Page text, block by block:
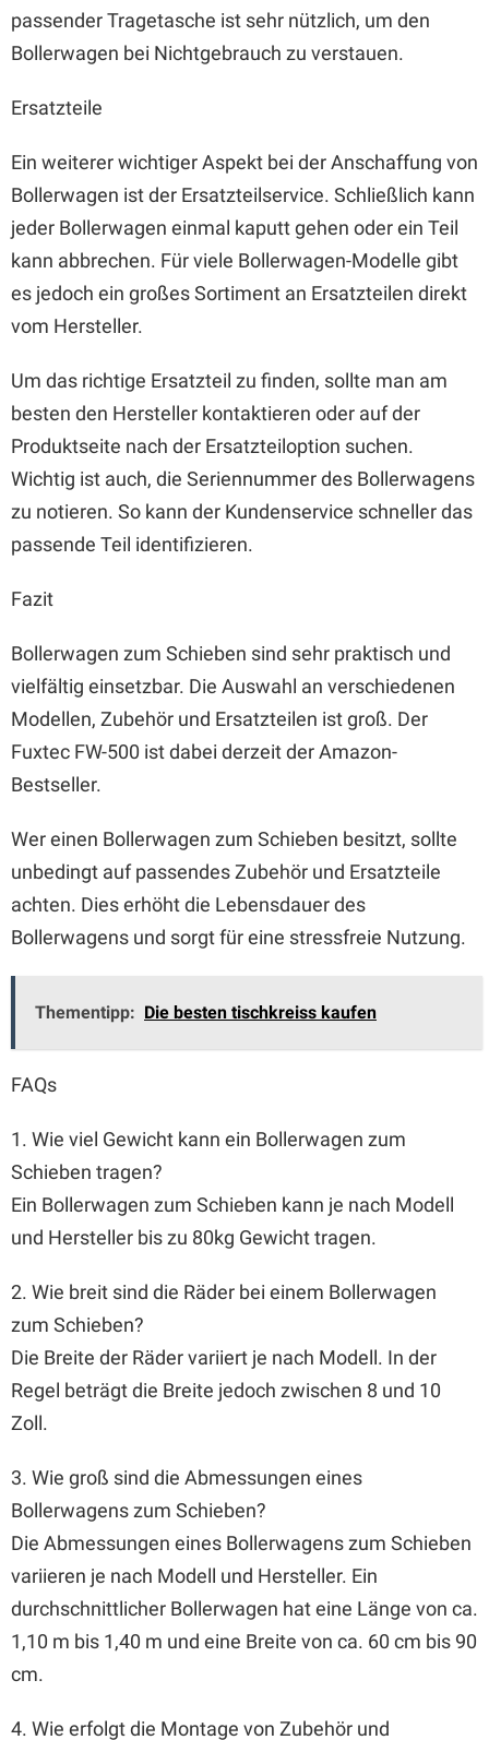
passender Tragetasche ist sehr nützlich, um den
Bollerwagen bei Nichtgebrauch zu verstauen.
Ersatzteile
Ein weiterer wichtiger Aspekt bei der Anschaffung von
Bollerwagen ist der Ersatzteilservice. Schließlich kann
jeder Bollerwagen einmal kaputt gehen oder ein Teil
kann abbrechen. Für viele Bollerwagen-Modelle gibt
es jedoch ein großes Sortiment an Ersatzteilen direkt
vom Hersteller.
Um das richtige Ersatzteil zu finden, sollte man am
besten den Hersteller kontaktieren oder auf der
Produktseite nach der Ersatzteiloption suchen.
Wichtig ist auch, die Seriennummer des Bollerwagens
zu notieren. So kann der Kundenservice schneller das
passende Teil identifizieren.
Fazit
Bollerwagen zum Schieben sind sehr praktisch und
vielfältig einsetzbar. Die Auswahl an verschiedenen
Modellen, Zubehör und Ersatzteilen ist groß. Der
Fuxtec FW-500 ist dabei derzeit der Amazon-
Bestseller.
Wer einen Bollerwagen zum Schieben besitzt, sollte
unbedingt auf passendes Zubehör und Ersatzteile
achten. Dies erhöht die Lebensdauer des
Bollerwagens und sorgt für eine stressfreie Nutzung.
Thementipp: Die besten tischkreiss kaufen
FAQs
1. Wie viel Gewicht kann ein Bollerwagen zum
Schieben tragen?
Ein Bollerwagen zum Schieben kann je nach Modell
und Hersteller bis zu 80kg Gewicht tragen.
2. Wie breit sind die Räder bei einem Bollerwagen
zum Schieben?
Die Breite der Räder variiert je nach Modell. In der
Regel beträgt die Breite jedoch zwischen 8 und 10
Zoll.
3. Wie groß sind die Abmessungen eines
Bollerwagens zum Schieben?
Die Abmessungen eines Bollerwagens zum Schieben
variieren je nach Modell und Hersteller. Ein
durchschnittlicher Bollerwagen hat eine Länge von ca.
1,10 m bis 1,40 m und eine Breite von ca. 60 cm bis 90
cm.
4. Wie erfolgt die Montage von Zubehör und